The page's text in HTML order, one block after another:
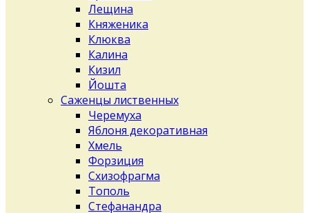
Лещина
Княженика
Клюква
Калина
Кизил
Йошта
Саженцы лиственных
Черемуха
Яблоня декоративная
Хмель
Форзиция
Схизофрагма
Тополь
Стефанандра